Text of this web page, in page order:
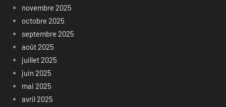
novembre 2025
octobre 2025
septembre 2025
août 2025
juillet 2025
juin 2025
mai 2025
avril 2025